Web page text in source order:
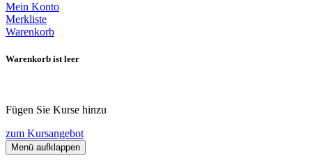
Mein Konto
Merkliste
Warenkorb
Warenkorb ist leer
Fügen Sie Kurse hinzu
zum Kursangebot
Menü aufklappen